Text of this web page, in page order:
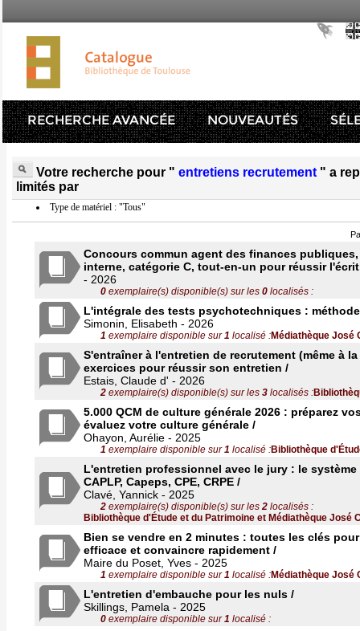
RECHERCHE AVANCÉE NOUVEAUTÉS
Votre recherche pour " entretiens recrutement " a
limités par
Type de matériel : "Tous"
Concours commun agent des finances
interne, catégorie C, tout-en-un pour réussir
- 2026
0exemplaire(s) disponible(s) sur les 0localisés :
L'intégrale des tests psychotechniques :
Simonin, Elisabeth - 2026
1 exemplaire disponible sur1 localisé :Médiathèque José
S'entraîner à l'entretien de recrutement (même à
exercices pour réussir son entretien /
Estais, Claude d' - 2026
2exemplaire(s) disponible(s) sur les 3localisés :
5.000 QCM de culture générale 2026 : préparez
évaluez votre culture générale /
Ohayon, Aurélie - 2025
1 exemplaire disponible sur1 localisé :Bibliothèque
L'entretien professionnel avec le jury : le
CAPLP, Capeps, CPE, CRPE /
Clavé, Yannick - 2025
2exemplaire(s) disponible(s) sur les2localisés :
Bibliothèque d'Étude et du Patrimoine et Médiathèque José
Bien se vendre en 2 minutes : toutes les clés
efficace et convaincre rapidement /
Maire du Poset, Yves - 2025
1 exemplaire disponible sur1 localisé :Médiathèque José
L'entretien d'embauche pour les nuls /
Skillings, Pamela - 2025
0exemplaire disponible sur1 localisé :